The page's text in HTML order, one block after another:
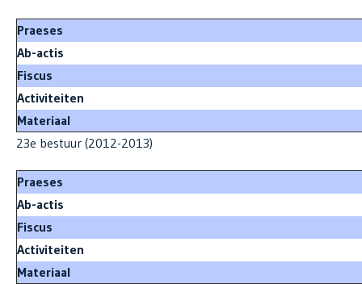
Praeses
Ab-actis
Fiscus
Activiteiten
Materiaal
23e bestuur (2012-2013)
Praeses
Ab-actis
Fiscus
Activiteiten
Materiaal